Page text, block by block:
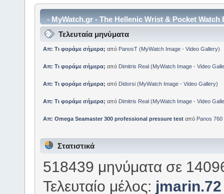
- MyWatch.gr - The Hellenic Wrist & Pocket
Πληροφοριών
Τελευταία μηνύματα
Απ: Τι φοράμε σήμερα; από PanosT(MyWatch Ιmage - Video Gallery)
Απ: Τι φοράμε σήμερα; από Dimitris Real(MyWatch Ιmage - Video
Απ: Τι φοράμε σήμερα; από Didorsi(MyWatch Ιmage - Video Gallery)
Απ: Τι φοράμε σήμερα; από Dimitris Real(MyWatch Ιmage - Video
Απ: Omega Seamaster 300 professional pressure testαπό Panos 760
Στατιστικά
518439 μηνύματα σε
Τελευταίο μέλος: jmarin.72